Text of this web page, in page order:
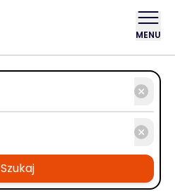
MENU
Szukaj